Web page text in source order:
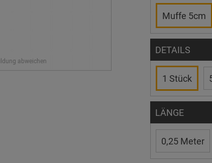
Muffe 5cm
DETAILS
1 Stück
LÄNGE
0,25 Meter